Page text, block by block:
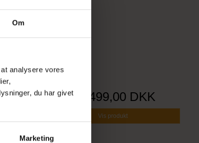
Om
analysere vores
du har givet
Marketing
Pris fra 499,00 DKK
Vis produkt